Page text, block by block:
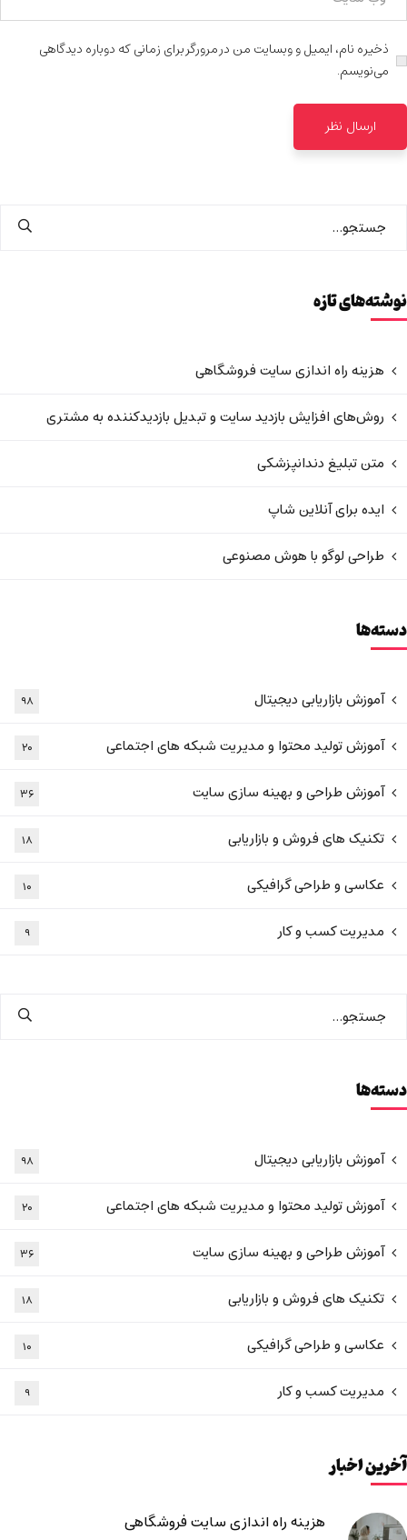
ذخیره نام، ایمیل و وبسایت من در مرورگر برای زمانی که دوباره دیدگاهی
می‌نویسم.
نوشته‌های تازه
هزینه راه اندازی سایت فروشگاهی
روش‌های افزایش بازدید سایت و تبدیل بازدیدکننده به مشتری
متن تبلیغ دندانپزشکی
ایده برای آنلاین شاپ
طراحی لوگو با هوش مصنوعی
دسته‌ها
آموزش بازاریابی دیجیتال ۹۸
آموزش تولید محتوا و مدیریت شبکه های اجتماعی ۲۰
آموزش طراحی و بهینه سازی سایت ۳۶
تکنیک های فروش و بازاریابی ۱۸
عکاسی و طراحی گرافیکی ۱۰
مدیریت کسب و کار ۹
دسته‌ها
آموزش بازاریابی دیجیتال ۹۸
آموزش تولید محتوا و مدیریت شبکه های اجتماعی ۲۰
آموزش طراحی و بهینه سازی سایت ۳۶
تکنیک های فروش و بازاریابی ۱۸
عکاسی و طراحی گرافیکی ۱۰
مدیریت کسب و کار ۹
آخرین اخبار
هزینه راه اندازی سایت فروشگاهی